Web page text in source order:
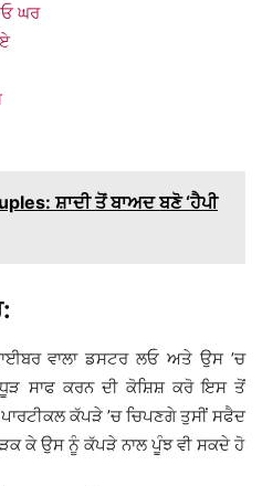
ਘਰ
ਸ਼ਾਦੀ ਤੋਂ ਬਾਅਦ ਬਣੋ ‘ਹੈਪੀ
ਵਾਲਾ ਡਸਟਰ ਲਓ ਅਤੇ ਉਸ ’ਚ
ਧੂੜ ਸਾਫ ਕਰਨ ਦੀ ਕੋਸ਼ਿਸ਼ ਕਰੋ ਇਸ ਤੋਂ
ਕੱਪੜੇ ’ਚ ਚਿਪਣਗੇ ਤੁਸੀਂ ਸਫੈਦ
ਕੇ ਉਸ ਨੂੰ ਕੱਪੜੇ ਨਾਲ ਪੂੰਝ ਵੀ ਸਕਦੇ ਹੋ